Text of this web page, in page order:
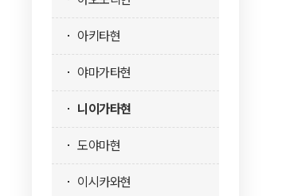
아키타현
야마가타현
니이가타현
도야마현
이시카와현